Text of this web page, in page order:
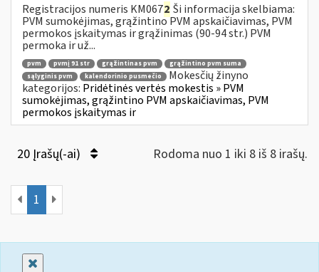
Registracijos numeris KM0672 Ši informacija skelbiama:
PVM sumokėjimas, grąžintino PVM apskaičiavimas, PVM
permokos įskaitymas ir grąžinimas (90-94 str.) PVM
permoka ir už...
pvm pvmį 91 str grąžintinas pvm
grąžintino pvm suma
sąlyginis pvm
kalendorinio pusmečio
Mokesčių žinyno
kategorijos: Pridėtinės vertės mokestis » PVM
sumokėjimas, grąžintino PVM apskaičiavimas, PVM
permokos įskaitymas ir
20 Įrašų(-ai) Rodoma nuo 1 iki 8 iš 8 irašų.
1